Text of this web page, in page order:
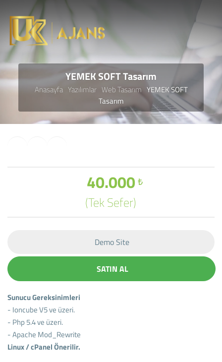
YEMEK SOFT Tasarım
Anasayfa Yazılımlar Web Tasarım YEMEK SOFT
Tasarım
₺
40.000
(Tek Sefer)
Demo Site
SATIN AL
Sunucu Gereksinimleri
- Ioncube V5 ve üzeri.
- Php 5.4 ve üzeri.
- Apache Mod_Rewrite
Linux / cPanel Önerilir.